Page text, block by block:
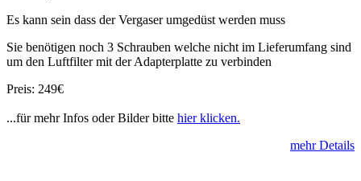
Es kann sein dass der Vergaser umgedüst werden muss
Sie benötigen noch 3 Schrauben welche nicht im Lieferumfang sind
um den Luftfilter mit der Adapterplatte zu verbinden
Preis: 249€
...für mehr Infos oder Bilder bitte hier klicken.
mehr Details